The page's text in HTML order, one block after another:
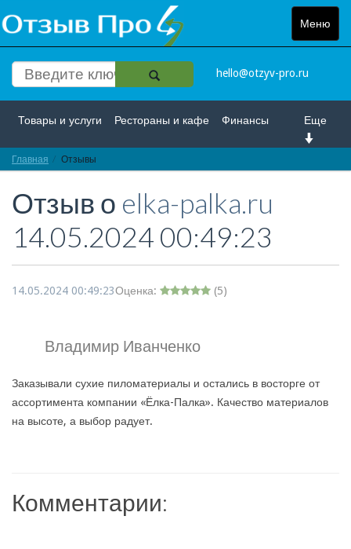
Меню
Toggle
hello@otzyv-pro.ru
Еще
Товары и услуги Рестораны и кафе Финансы
Красота и здоровье
Интернет Путешествие и отдых Транспорт
Недвижимость Работа Гос. учреждения
Главная Отзывы
Отзыв о elka-palka.ru
14.05.2024 00:49:23
14.05.2024 00:49:23Оценка: (5)
Владимир Иванченко
Заказывали сухие пиломатериалы и остались в восторге от
ассортимента компании «Ёлка-Палка». Качество материалов
на высоте, а выбор радует.
Комментарии: